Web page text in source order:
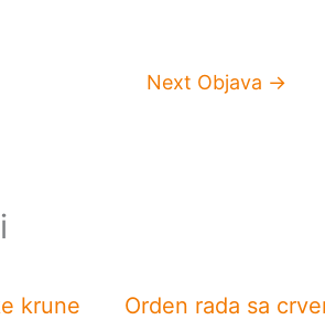
Next Objava →
krune Orden rada sa